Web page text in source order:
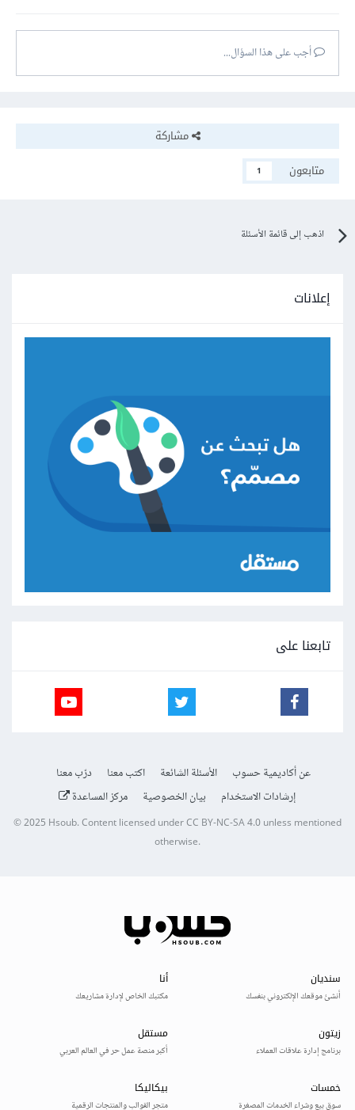
أجب على هذا السؤال...
مشاركة
متابعون
1
اذهب إلى قائمة الأسئلة
إعلانات
تابعنا على
عن أكاديمية حسوب الأسئلة الشائعة اكتب معنا
درّب معنا
إرشادات الاستخدام
بيان الخصوصية مركز المساعدة
© 2025Hsoub.Content licensed underCC BY-NC-SA 4.0unless mentioned
otherwise.